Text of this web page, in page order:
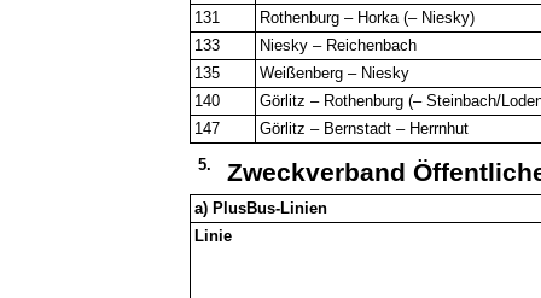
131
Rothenburg – Horka (– Niesky)
133
Niesky – Reichenbach
135
Weißenberg – Niesky
140
Görlitz – Rothenburg (– Steinbach/
147
Görlitz – Bernstadt – Herrnhut
5.
Zweckverband
a) PlusBus-Linien
Linie